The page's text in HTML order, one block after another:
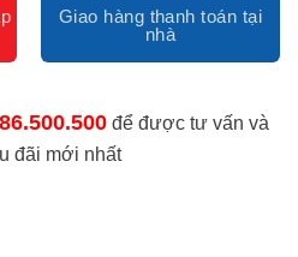
để được tư vấn và
đãi mới nhất